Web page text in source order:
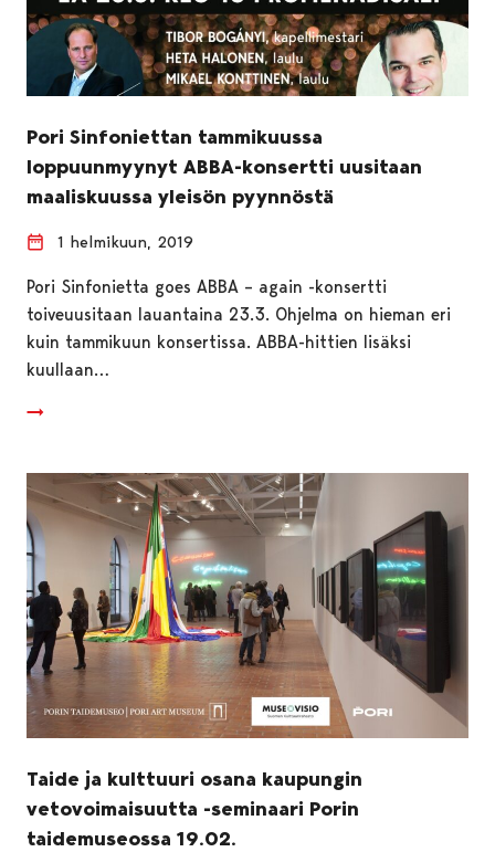
Pori Sinfoniettan tammikuussa
loppuunmyynyt ABBA-konsertti uusitaan
maaliskuussa yleisön pyynnöstä
1 helmikuun, 2019
Pori Sinfonietta goes ABBA – again -konsertti
toiveuusitaan lauantaina 23.3. Ohjelma on hieman eri
kuin tammikuun konsertissa. ABBA-hittien lisäksi
kuullaan…
Taide ja kulttuuri osana kaupungin
vetovoimaisuutta -seminaari Porin
taidemuseossa 19.02.